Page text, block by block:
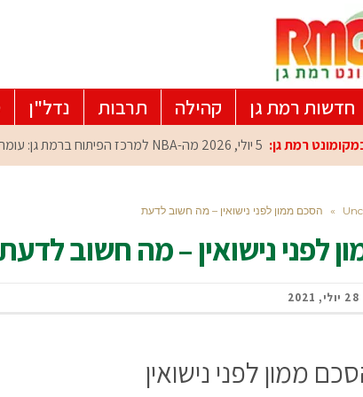
חדשות רמת גן קהילה תרבות נדל"ן
רמת גן: 5 יולי, 2026 מה-NBA למרכז הפיתוח ברמת גן: עומרי כספי במפגש הוקרה מיוחד
» הסכם ממון לפני נישואין – מה חשוב לדעת
לפני נישואין – מה חשוב
28 יולי, 2021
ממון לפני נישואין